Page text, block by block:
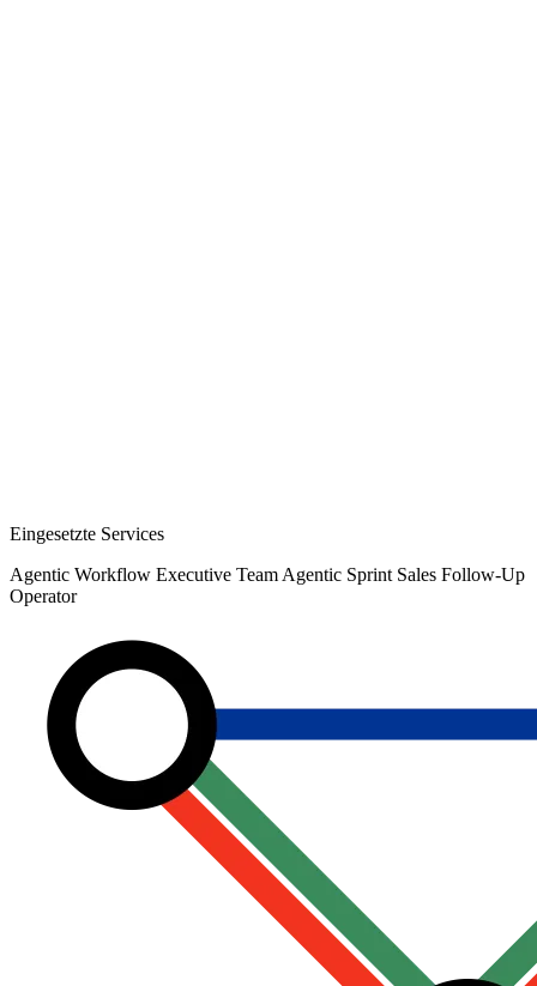
Eingesetzte Services
Agentic Workflow Executive Team Agentic Sprint Sales Follow-Up
Operator